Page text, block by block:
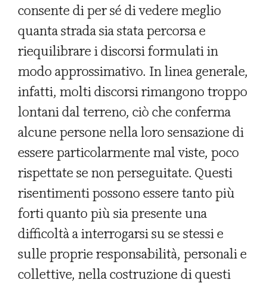
consente di per sé di vedere meglio
quanta strada sia stata percorsa e
riequilibrare i discorsi formulati in
modo approssimativo. In linea generale,
infatti, molti discorsi rimangono troppo
lontani dal terreno, ciò che conferma
alcune persone nella loro sensazione di
essere particolarmente mal viste, poco
rispettate se non perseguitate. Questi
risentimenti possono essere tanto più
forti quanto più sia presente una
difficoltà a interrogarsi su se stessi e
sulle proprie responsabilità, personali e
collettive, nella costruzione di questi